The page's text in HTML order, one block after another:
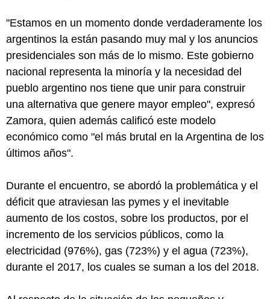
"Estamos en un momento donde verdaderamente los
argentinos la están pasando muy mal y los anuncios
presidenciales son más de lo mismo. Este gobierno
nacional representa la minoría y la necesidad del
pueblo argentino nos tiene que unir para construir
una alternativa que genere mayor empleo", expresó
Zamora, quien además calificó este modelo
económico como "el más brutal en la Argentina de los
últimos años".
Durante el encuentro, se abordó la problemática y el
déficit que atraviesan las pymes y el inevitable
aumento de los costos, sobre los productos, por el
incremento de los servicios públicos, como la
electricidad (976%), gas (723%) y el agua (723%),
durante el 2017, los cuales se suman a los del 2018.